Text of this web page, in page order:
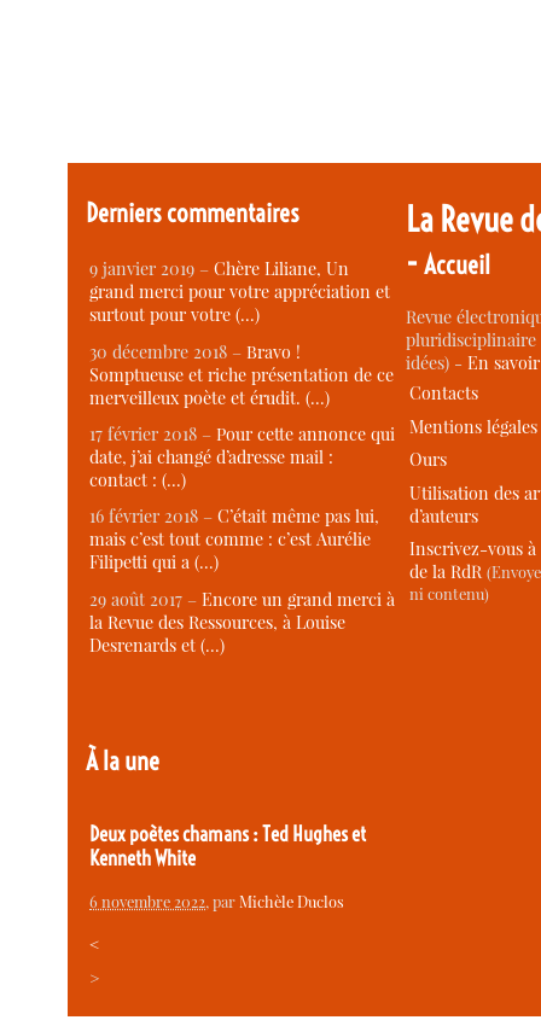
Derniers commentaires
9 janvier 2019 –Chère Liliane, Un
grand merci pour votre appréciation et
surtout pour votre (…)
30 décembre 2018 –Bravo !
Somptueuse et riche présentation de ce
merveilleux poète et érudit. (…)
17 février 2018 –Pour cette annonce qui
date, j’ai changé d’adresse mail :
contact : (…)
16 février 2018 –C’était même pas lui,
mais c’est tout comme : c’est Aurélie
Filipetti qui a (…)
29 août 2017 –Encore un grand merci à
la Revue des Ressources, à Louise
Desrenards et (…)
À la une
Deux poètes chamans : Ted Hughes et
Kenneth White
6 novembre 2022, parMichèle Duclos
<
>
La Revue
-Accueil
Revue
idées) -En
Contacts
Mentions légales
Ours
Utilisation des
d’auteurs
Inscrivez-vous
de la RdR
ni contenu)